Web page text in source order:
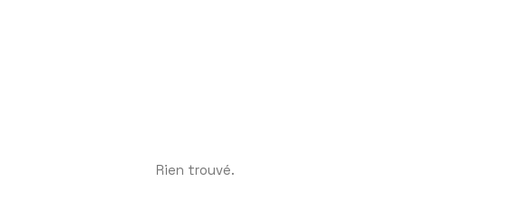
Rien trouvé.